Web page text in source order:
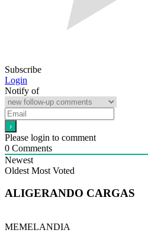
Subscribe
Login
Notify of
Please login to comment
0 Comments
Newest
Oldest Most Voted
ALIGERANDO CARGAS
MEMELANDIA